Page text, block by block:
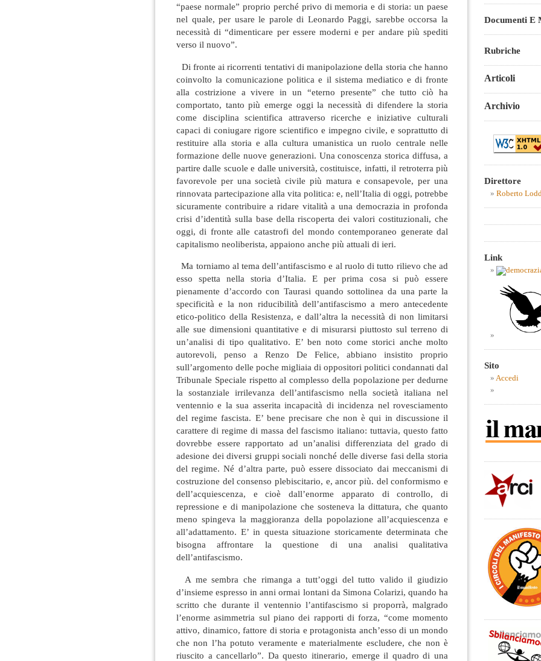
“paese normale” proprio perché privo di memoria e di storia: un paese
nel quale, per usare le parole di Leonardo Paggi, sarebbe occorsa la
necessità di “dimenticare per essere moderni e per andare più spediti
verso il nuovo”.
Di fronte ai ricorrenti tentativi di manipolazione della storia che hanno
coinvolto la comunicazione politica e il sistema mediatico e di fronte
alla costrizione a vivere in un “eterno presente” che tutto ciò ha
comportato, tanto più emerge oggi la necessità di difendere la storia
come disciplina scientifica attraverso ricerche e iniziative culturali
capaci di coniugare rigore scientifico e impegno civile, e soprattutto di
restituire alla storia e alla cultura umanistica un ruolo centrale nelle
formazione delle nuove generazioni. Una conoscenza storica diffusa, a
partire dalle scuole e dalle università, costituisce, infatti, il retroterra più
favorevole per una società civile più matura e consapevole, per una
rinnovata partecipazione alla vita politica: e, nell’Italia di oggi, potrebbe
sicuramente contribuire a ridare vitalità a una democrazia in profonda
crisi d’identità sulla base della riscoperta dei valori costituzionali, che
oggi, di fronte alle catastrofi del mondo contemporaneo generate dal
capitalismo neoliberista, appaiono anche più attuali di ieri.
Ma torniamo al tema dell’antifascismo e al ruolo di tutto rilievo che ad
esso spetta nella storia d’Italia. E per prima cosa si può essere
pienamente d’accordo con Taurasi quando sottolinea da una parte la
specificità e la non riducibilità dell’antifascismo a mero antecedente
etico-politico della Resistenza, e dall’altra la necessità di non limitarsi
alle sue dimensioni quantitative e di misurarsi piuttosto sul terreno di
un’analisi di tipo qualitativo. E’ ben noto come storici anche molto
autorevoli, penso a Renzo De Felice, abbiano insistito proprio
sull’argomento delle poche migliaia di oppositori politici condannati dal
Tribunale Speciale rispetto al complesso della popolazione per dedurne
la sostanziale irrilevanza dell’antifascismo nella società italiana nel
ventennio e la sua asserita incapacità di incidenza nel rovesciamento
del regime fascista. E’ bene precisare che non è qui in discussione il
carattere di regime di massa del fascismo italiano: tuttavia, questo fatto
dovrebbe essere rapportato ad un’analisi differenziata del grado di
adesione dei diversi gruppi sociali nonché delle diverse fasi della storia
del regime. Né d’altra parte, può essere dissociato dai meccanismi di
costruzione del consenso plebiscitario, e, ancor più. del conformismo e
dell’acquiescenza, e cioè dall’enorme apparato di controllo, di
repressione e di manipolazione che sosteneva la dittatura, che quanto
meno spingeva la maggioranza della popolazione all’acquiescenza e
all’adattamento. E’ in questa situazione storicamente determinata che
bisogna affrontare la questione di una analisi qualitativa
dell’antifascismo.
A me sembra che rimanga a tutt’oggi del tutto valido il giudizio
d’insieme espresso in anni ormai lontani da Simona Colarizi, quando ha
scritto che durante il ventennio l’antifascismo si proporrà, malgrado
l’enorme asimmetria sul piano dei rapporti di forza, “come momento
attivo, dinamico, fattore di storia e protagonista anch’esso di un mondo
che non l’ha potuto veramente e materialmente escludere, che non è
riuscito a cancellarlo”. Da questo itinerario, emerge il quadro di una
Documenti E
Rubriche
Articoli
Archivio
Direttore
Roberto
Link
Sito
Accedi